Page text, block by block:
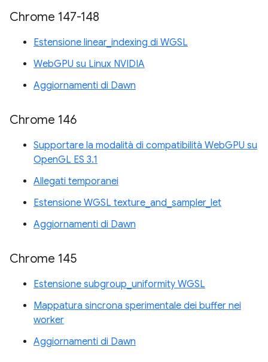
Chrome 147-148
Estensione linear_indexing di WGSL
WebGPU su Linux NVIDIA
Aggiornamenti di Dawn
Chrome 146
Supportare la modalità di compatibilità WebGPU su
OpenGL ES 3.1
Allegati temporanei
Estensione WGSL texture_and_sampler_let
Aggiornamenti di Dawn
Chrome 145
Estensione subgroup_uniformity WGSL
Mappatura sincrona sperimentale dei buffer nei
worker
Aggiornamenti di Dawn